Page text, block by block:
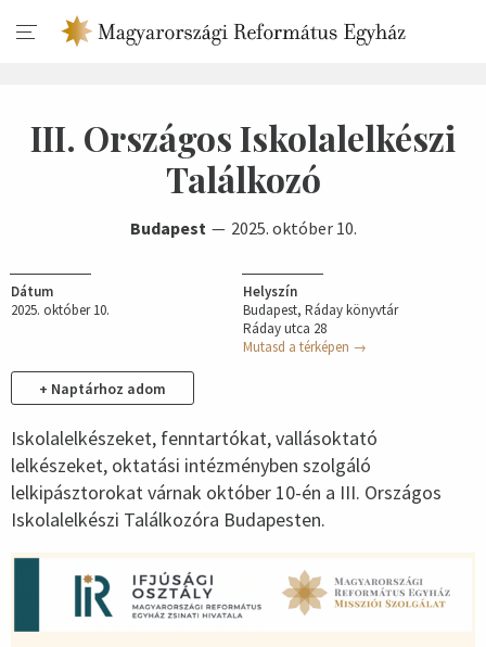
III. Országos Iskolalelkészi
Találkozó
Budapest 2025. október 10.
Dátum
2025. október 10.
Helyszín
Budapest, Ráday könyvtár
Ráday utca 28
Mutasd a térképen →
+ Naptárhoz adom
Iskolalelkészeket, fenntartókat, vallásoktató
lelkészeket, oktatási intézményben szolgáló
lelkipásztorokat várnak október 10-én a III. Országos
Iskolalelkészi Találkozóra Budapesten.